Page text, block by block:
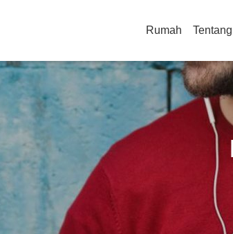
Rumah